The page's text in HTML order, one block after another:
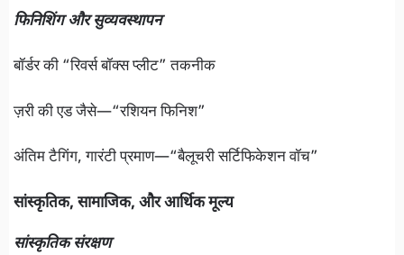
फिनिशिंग और सुव्यवस्थापन
बॉर्डर की “रिवर्स बॉक्स प्लीट” तकनीक
ज़री की एड जैसे—“रशियन फिनिश”
अंतिम टैगिंग, गारंटी प्रमाण—“बैलूचरी सर्टिफिकेशन वॉच”
सांस्कृतिक, सामाजिक, और आर्थिक मूल्य
सांस्कृतिक संरक्षण